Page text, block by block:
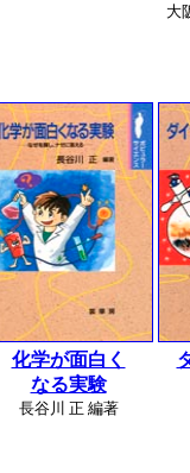
大
化学が面白く
なる実験
長谷川 正 編著